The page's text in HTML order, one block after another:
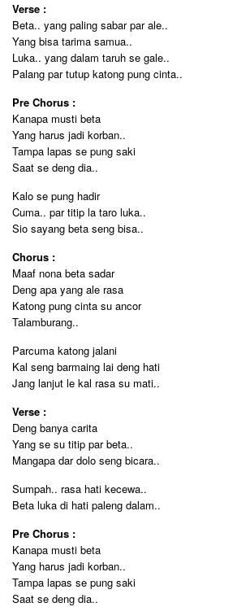
Verse :
Beta.. yang paling sabar par ale..
Yang bisa tarima samua..
Luka.. yang dalam taruh se gale..
Palang par tutup katong pung cinta..
Pre Chorus :
Kanapa musti beta
Yang harus jadi korban..
Tampa lapas se pung saki
Saat se deng dia..
Kalo se pung hadir
Cuma.. par titip la taro luka..
Sio sayang beta seng bisa..
Chorus :
Maaf nona beta sadar
Deng apa yang ale rasa
Katong pung cinta su ancor
Talamburang..
Parcuma katong jalani
Kal seng barmaing lai deng hati
Jang lanjut le kal rasa su mati..
Verse :
Deng banya carita
Yang se su titip par beta..
Mangapa dar dolo seng bicara..
Sumpah.. rasa hati kecewa..
Beta luka di hati paleng dalam..
Pre Chorus :
Kanapa musti beta
Yang harus jadi korban..
Tampa lapas se pung saki
Saat se deng dia..